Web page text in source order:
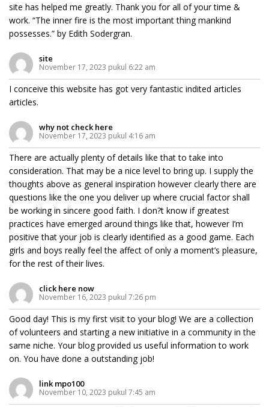
site has helped me greatly. Thank you for all of your time &
work. “The inner fire is the most important thing mankind
possesses.” by Edith Sodergran.
site
November 17, 2023 pukul 6:22 am
I conceive this website has got very fantastic indited articles
articles.
why not check here
November 17, 2023 pukul 4:16 am
There are actually plenty of details like that to take into
consideration. That may be a nice level to bring up. I supply the
thoughts above as general inspiration however clearly there are
questions like the one you deliver up where crucial factor shall
be working in sincere good faith. I don?t know if greatest
practices have emerged around things like that, however I’m
positive that your job is clearly identified as a good game. Each
girls and boys really feel the affect of only a moment’s pleasure,
for the rest of their lives.
click here now
November 16, 2023 pukul 7:26 pm
Good day! This is my first visit to your blog! We are a collection
of volunteers and starting a new initiative in a community in the
same niche. Your blog provided us useful information to work
on. You have done a outstanding job!
link mpo100
November 10, 2023 pukul 7:45 am